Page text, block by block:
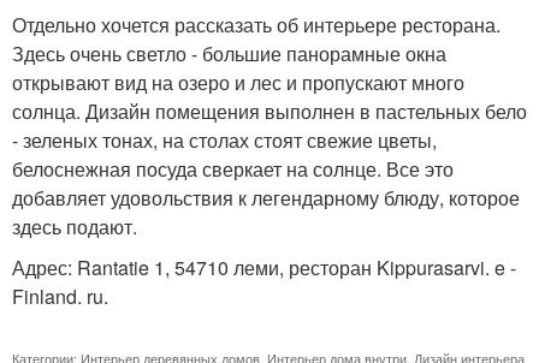
Отдельно хочется рассказать об интерьере ресторана.
Здесь очень светло - большие панорамные окна
открывают вид на озеро и лес и пропускают много
солнца. Дизайн помещения выполнен в пастельных бело
- зеленых тонах, на столах стоят свежие цветы,
белоснежная посуда сверкает на солнце. Все это
добавляет удовольствия к легендарному блюду, которое
здесь подают.
Адрес: Rantatie 1, 54710 леми, ресторан Kippurasarvi. e -
Finland. ru.
Категории: Интерьер деревянных домов Интерьер дома внутри Дизайн интерьера